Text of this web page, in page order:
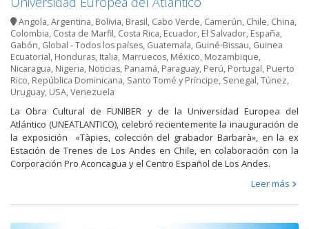
Angola,Argentina, Bolivia, Brasil, Cabo Verde, Camerún, Chile, China,
Colombia, Costa de Marfil, Costa Rica, Ecuador, El Salvador, España,
Gabón, Global - Todos los países, Guatemala, Guiné-Bissau, Guinea
Ecuatorial, Honduras, Italia, Marruecos, México, Mozambique,
Nicaragua, Nigeria, Noticias, Panamá, Paraguay, Perú, Portugal, Puerto
Rico, República Dominicana, Santo Tomé y Príncipe, Senegal,Túnez,
Uruguay, USA,Venezuela
La Obra Cultural de FUNIBER y de la Universidad Europea del
Atlántico (UNEATLANTICO), celebró recientemente la inauguración de
la exposición «Tàpies, colección del grabador Barbarà», en la ex
Estación de Trenes de Los Andes en Chile, en colaboración con la
Corporación Pro Aconcagua y el Centro Español de Los Andes.
Leer más